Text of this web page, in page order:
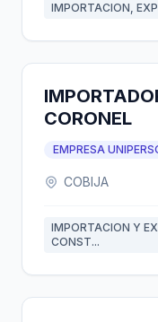
IMPORTACION,
CORONEL
EMPRESA
COBIJA
IMPORTACION Y
CONST...